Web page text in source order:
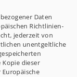
Daten
Richtlinien-
jederzeit von
unentgeltliche
Kopie dieser